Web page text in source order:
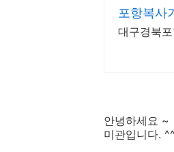
포항복사
안녕하세요 ~
미관입니다. ^^